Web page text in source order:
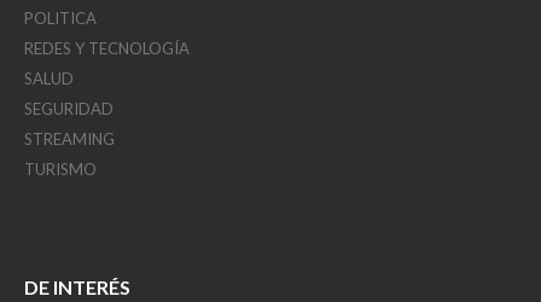
POLITICA
REDES Y TECNOLOGÍA
SALUD
SEGURIDAD
STREAMING
TURISMO
DE INTERÉS